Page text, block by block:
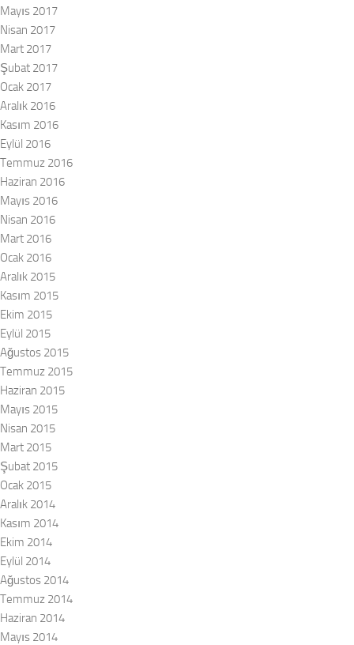
Mayıs 2017
Nisan 2017
Mart 2017
Şubat 2017
Ocak 2017
Aralık 2016
Kasım 2016
Eylül 2016
Temmuz 2016
Haziran 2016
Mayıs 2016
Nisan 2016
Mart 2016
Ocak 2016
Aralık 2015
Kasım 2015
Ekim 2015
Eylül 2015
Ağustos 2015
Temmuz 2015
Haziran 2015
Mayıs 2015
Nisan 2015
Mart 2015
Şubat 2015
Ocak 2015
Aralık 2014
Kasım 2014
Ekim 2014
Eylül 2014
Ağustos 2014
Temmuz 2014
Haziran 2014
Mayıs 2014